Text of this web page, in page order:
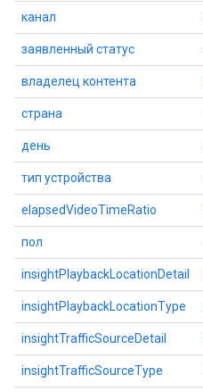
канал
заявленный статус
владелец контента
страна
день
тип устройства
elapsedVideoTimeRatio
пол
insightPlaybackLocationDetail
insightPlaybackLocationType
insightTrafficSourceDetail
insightTrafficSourceType